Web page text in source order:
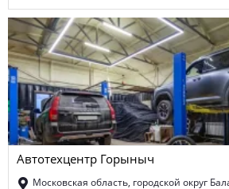
Автотехцентр Горыныч
Московская область, городской округ